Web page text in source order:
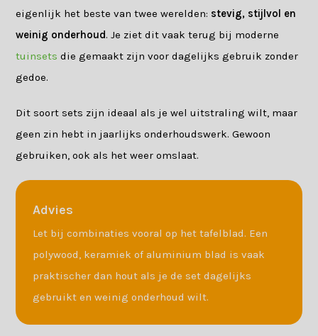
eigenlijk het beste van twee werelden: stevig, stijlvol en
weinig onderhoud. Je ziet dit vaak terug bij moderne
tuinsets die gemaakt zijn voor dagelijks gebruik zonder
gedoe.
Dit soort sets zijn ideaal als je wel uitstraling wilt, maar
geen zin hebt in jaarlijks onderhoudswerk. Gewoon
gebruiken, ook als het weer omslaat.
Advies
Let bij combinaties vooral op het tafelblad. Een
polywood, keramiek of aluminium blad is vaak
praktischer dan hout als je de set dagelijks
gebruikt en weinig onderhoud wilt.